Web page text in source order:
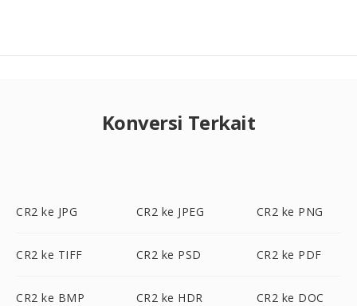
Konversi Terkait
CR2 ke JPG CR2 ke JPEG CR2 ke PNG
CR2 ke TIFF CR2 ke PSD CR2 ke PDF
CR2 ke BMP CR2 ke HDR CR2 ke DOC